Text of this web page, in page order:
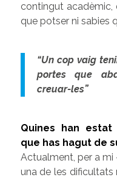
contingut acadèmic,
que potser ni sabies
“Un cop vaig
portes que
creuar-les”
Quines han
que has hagut de
Actualment, per a
una de les dificultats